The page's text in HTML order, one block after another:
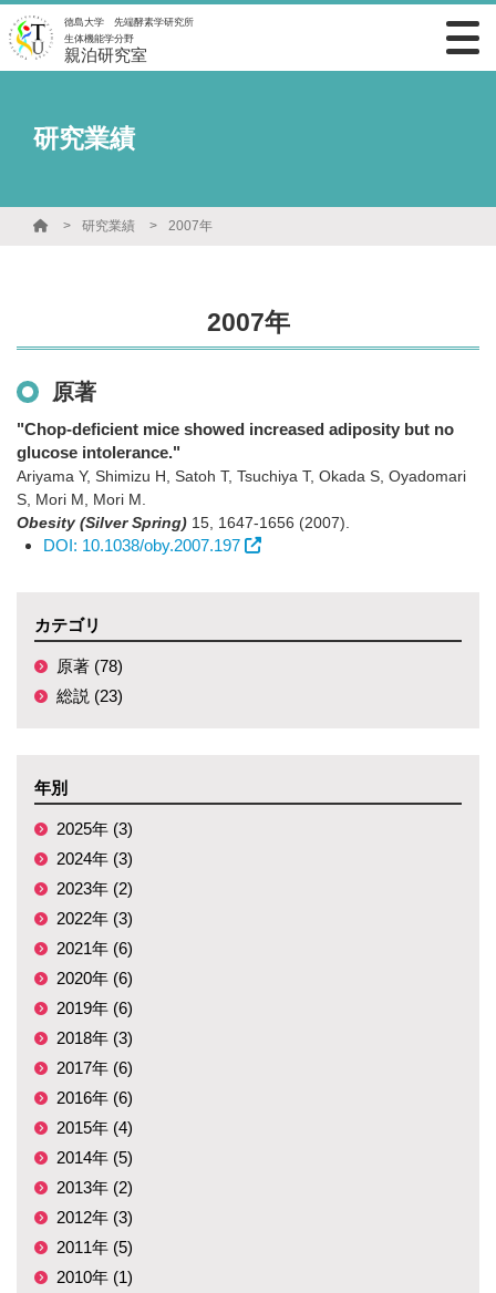
徳島大学 先端酵素学研究所
生体機能学分野
親泊研究室
研究業績
研究業績 2007年
2007年
原著
"Chop-deficient mice showed increased adiposity but no
glucose intolerance."
Ariyama Y, Shimizu H, Satoh T, Tsuchiya T, Okada S, Oyadomari
S, Mori M, Mori M.
Obesity (Silver Spring) 15 1647-1656 (2007)
DOI: 10.1038/oby.2007.197
カテゴリ
原著 (78)
総説 (23)
年別
2025年 (3)
2024年 (3)
2023年 (2)
2022年 (3)
2021年 (6)
2020年 (6)
2019年 (6)
2018年 (3)
2017年 (6)
2016年 (6)
2015年 (4)
2014年 (5)
2013年 (2)
2012年 (3)
2011年 (5)
2010年 (1)